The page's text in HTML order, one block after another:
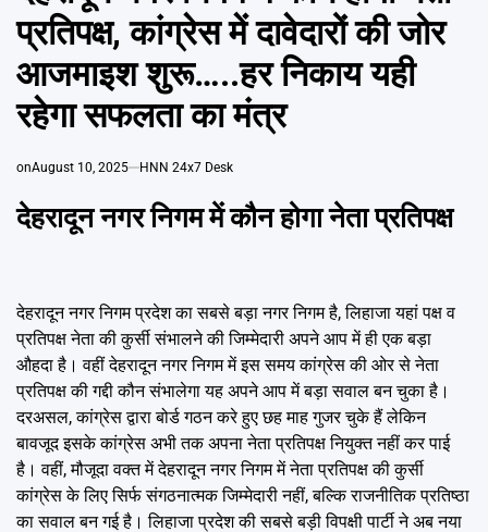
प्रतिपक्ष, कांग्रेस में दावेदारों की जोर
आजमाइश शुरू…..हर निकाय यही
रहेगा सफलता का मंत्र
onAugust 10, 2025 HNN 24x7 Desk
देहरादून नगर निगम में कौन होगा नेता प्रतिपक्ष
देहरादून नगर निगम प्रदेश का सबसे बड़ा नगर निगम है, लिहाजा यहां पक्ष व
प्रतिपक्ष नेता की कुर्सी संभालने की जिम्मेदारी अपने आप में ही एक बड़ा
औहदा है। वहीं देहरादून नगर निगम में इस समय कांग्रेस की ओर से नेता
प्रतिपक्ष की गद्दी कौन संभालेगा यह अपने आप में बड़ा सवाल बन चुका है।
दरअसल, कांग्रेस द्वारा बोर्ड गठन करे हुए छह माह गुजर चुके हैं लेकिन
बावजूद इसके कांग्रेस अभी तक अपना नेता प्रतिपक्ष नियुक्त नहीं कर पाई
है। वहीं, मौजूदा वक्त में देहरादून नगर निगम में नेता प्रतिपक्ष की कुर्सी
कांग्रेस के लिए सिर्फ संगठनात्मक जिम्मेदारी नहीं, बल्कि राजनीतिक प्रतिष्ठा
का सवाल बन गई है। लिहाजा प्रदेश की सबसे बड़ी विपक्षी पार्टी ने अब नया